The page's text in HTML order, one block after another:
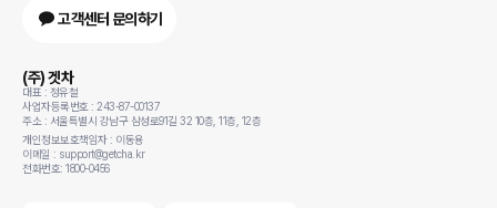
고객센터 문의하기
(주) 겟차
대표 : 정유철
사업자등록번호 : 243-87-00137
주소 : 서울특별시 강남구 삼성로91길 32 10층, 11층, 12층
개인정보보호책임자 : 이동용
이메일 : support@getcha.kr
전화번호: 1800-0456